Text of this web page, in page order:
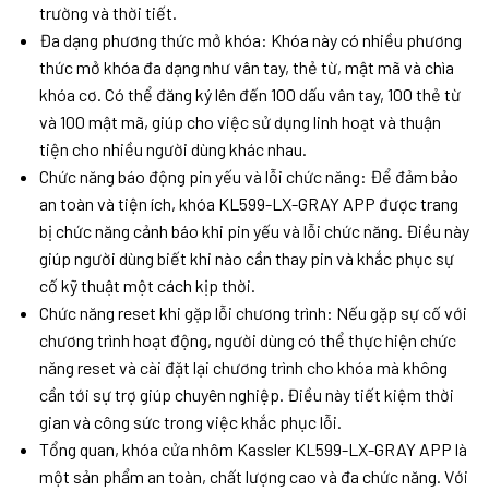
trường và thời tiết.
Đa dạng phương thức mở khóa: Khóa này có nhiều phương
thức mở khóa đa dạng như vân tay, thẻ từ, mật mã và chìa
khóa cơ. Có thể đăng ký lên đến 100 dấu vân tay, 100 thẻ từ
và 100 mật mã, giúp cho việc sử dụng linh hoạt và thuận
tiện cho nhiều người dùng khác nhau.
Chức năng báo động pin yếu và lỗi chức năng: Để đảm bảo
an toàn và tiện ích, khóa KL599-LX-GRAY APP được trang
bị chức năng cảnh báo khi pin yếu và lỗi chức năng. Điều này
giúp người dùng biết khi nào cần thay pin và khắc phục sự
cố kỹ thuật một cách kịp thời.
Chức năng reset khi gặp lỗi chương trình: Nếu gặp sự cố với
chương trình hoạt động, người dùng có thể thực hiện chức
năng reset và cài đặt lại chương trình cho khóa mà không
cần tới sự trợ giúp chuyên nghiệp. Điều này tiết kiệm thời
gian và công sức trong việc khắc phục lỗi.
Tổng quan, khóa cửa nhôm Kassler KL599-LX-GRAY APP là
một sản phẩm an toàn, chất lượng cao và đa chức năng. Với